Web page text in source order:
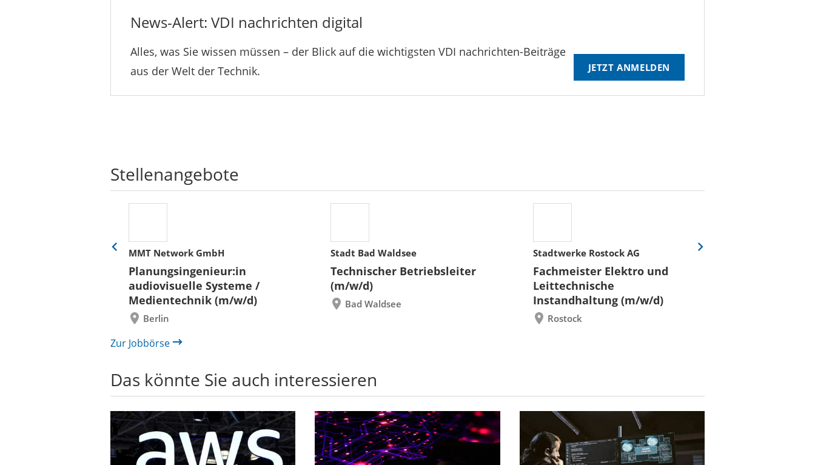
News-Alert: VDI nachrichten digital
Alles, was Sie wissen müssen – der Blick auf die wichtigsten VDI nachrichten-Beiträge
aus der Welt der Technik.
JETZT ANMELDEN
Stellenangebote
MMT Network GmbH
Planungsingenieur:in
audiovisuelle Systeme /
Medientechnik (m/w/d)
Berlin
Stadt Bad Waldsee
Technischer Betriebsleiter
(m/w/d)
Bad Waldsee
Stadtwerke Rostock AG
Fachmeister Elektro und
Leittechnische
Instandhaltung (m/w/d)
Rostock
Eine
zurück
Eine
Zur Jobbörse
Das könnte Sie auch interessieren